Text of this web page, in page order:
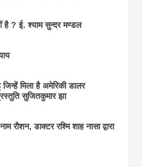
है ? ई. श्याम सुन्दर मण्डल
जिन्हें मिला है अमेरिकी डालर
सुजितकुमार झा
राैशन, डाक्टर रश्मि शाह नासा द्वारा